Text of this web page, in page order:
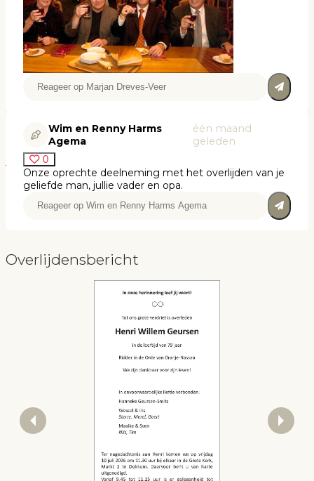
Wim en Renny Harms
Agema
één maand
geleden
0
Onze oprechte deelneming met het overlijden van je
geliefde man, jullie vader en opa.
Overlijdensbericht